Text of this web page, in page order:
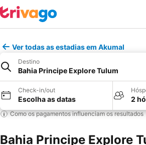
Ver todas as estadias em Akumal
Destino
Bahia Principe Explore Tulum
Check-in/out
Escolha as datas 2
Como os pagamentos influenciam os resultados
Bahia Principe Explore